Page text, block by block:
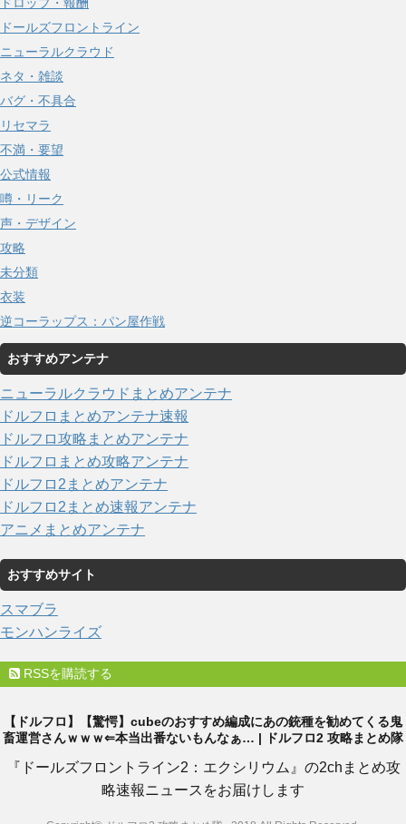
ドールズフロントライン
ニューラルクラウド
ネタ・雑談
バグ・不具合
リセマラ
不満・要望
公式情報
噂・リーク
声・デザイン
攻略
未分類
衣装
逆コーラップス：パン屋作戦
おすすめアンテナ
ニューラルクラウドまとめアンテナ
ドルフロまとめアンテナ速報
ドルフロ攻略まとめアンテナ
ドルフロまとめ攻略アンテナ
ドルフロ2まとめアンテナ
ドルフロ2まとめ速報アンテナ
アニメまとめアンテナ
おすすめサイト
スマブラ
モンハンライズ
RSSを購読する
【ドルフロ】【驚愕】cubeのおすすめ編成にあの銃種を勧めてくる鬼
畜運営さんｗｗｗ⇐本当出番ないもんなぁ… | ドルフロ2 攻略まとめ隊
『ドールズフロントライン2：エクシリウム』の2chまとめ攻
略速報ニュースをお届けします